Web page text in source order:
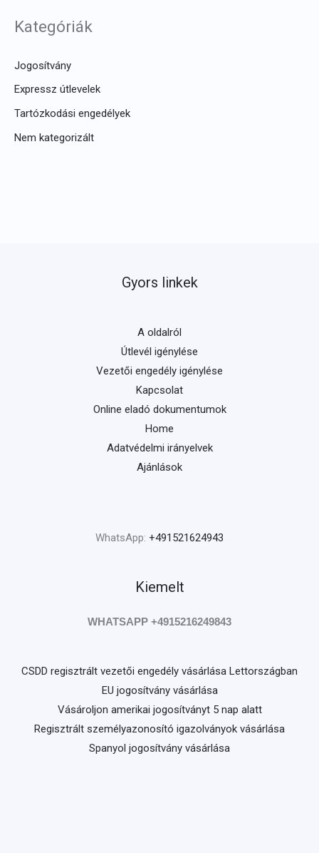
Kategóriák
Jogosítvány
Expressz útlevelek
Tartózkodási engedélyek
Nem kategorizált
Gyors linkek
A oldalról
Útlevél igénylése
Vezetői engedély igénylése
Kapcsolat
Online eladó dokumentumok
Home
Adatvédelmi irányelvek
Ajánlások
WhatsApp: +491521624943
Kiemelt
WHATSAPP +4915216249843
CSDD regisztrált vezetői engedély vásárlása Lettországban
EU jogosítvány vásárlása
Vásároljon amerikai jogosítványt 5 nap alatt
Regisztrált személyazonosító igazolványok vásárlása
Spanyol jogosítvány vásárlása